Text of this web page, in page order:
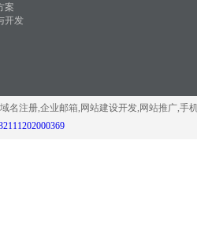
案
开发
名注册,企业邮箱,网站建设开发,网站推广,手